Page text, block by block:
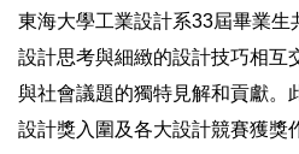
東海大學工業設計系33屆畢業生
設計思考與細緻的設計技巧相互
與社會議題的獨特見解和貢獻。
設計獎入圍及各大設計競賽獲獎